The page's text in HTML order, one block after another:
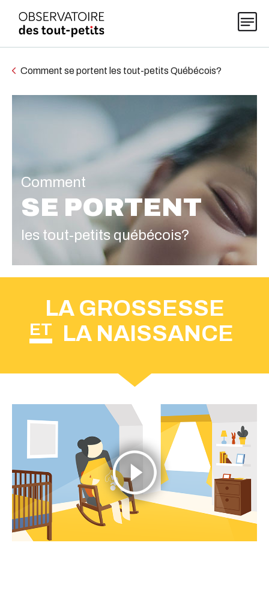
Explorer les données 0-5
Publications
Actualités
À propos
Comment se portent les tout-petits Québécois?
Comment
SE PORTENT
les tout-petits québécois?
LA GROSSESSE
ET LA NAISSANCE